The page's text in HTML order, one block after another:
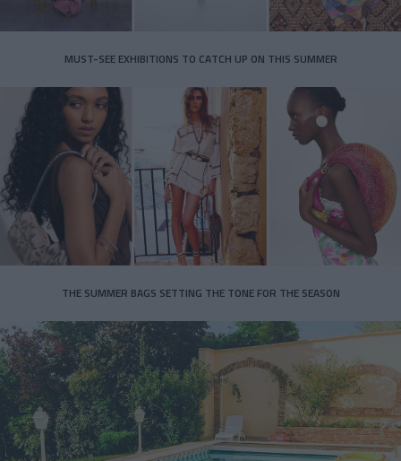
MUST-SEE EXHIBITIONS TO CATCH UP ON THIS SUMMER
THE SUMMER BAGS SETTING THE TONE FOR THE SEASON